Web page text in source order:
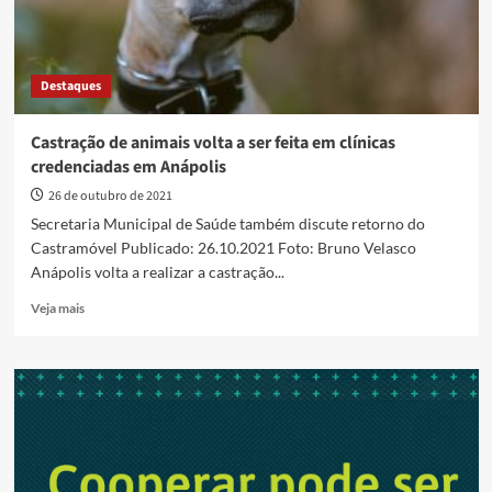
Destaques
Castração de animais volta a ser feita em clínicas
credenciadas em Anápolis
26 de outubro de 2021
Secretaria Municipal de Saúde também discute retorno do
Castramóvel Publicado: 26.10.2021 Foto: Bruno Velasco
Anápolis volta a realizar a castração...
Veja maisRead
Castração
ser